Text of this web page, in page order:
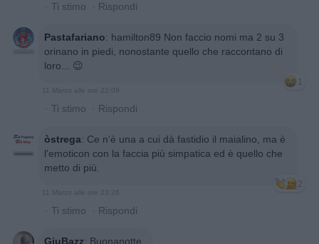
· Ti stimo · Rispondi
Pastafariano: hamilton89 Non faccio nomi ma 2 su 3
orinano in piedi, nonostante quello che raccontano di
loro... 😉
1
11 Marzo alle ore 22:09
· Ti stimo · Rispondi
òstrega: Ce n'è una a cui dà fastidio il maialino, ma è
l'emoticon con la faccia più simpatica ed è quello che
metto di più.
2
11 Marzo alle ore 23:26
· Ti stimo · Rispondi
GiuBazz: Buonanotte